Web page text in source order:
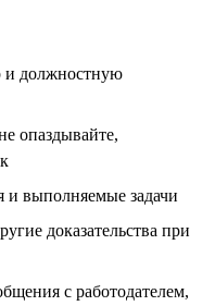
и должностную
опаздывайте,
и выполняемые задачи
доказательства при
с работодателем,